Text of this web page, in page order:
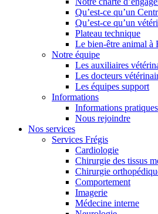
Qu’est-ce qu’un
Qu’est-ce qu’un
Plateau technique
Le bien-être animal à
Notre équipe
Les auxiliaires
Les docteurs
Les équipes support
Informations
Informations pratiques
Nous rejoindre
Nos services
Services Frégis
Cardiologie
Chirurgie des tissus
Chirurgie
Comportement
Imagerie
Médecine interne